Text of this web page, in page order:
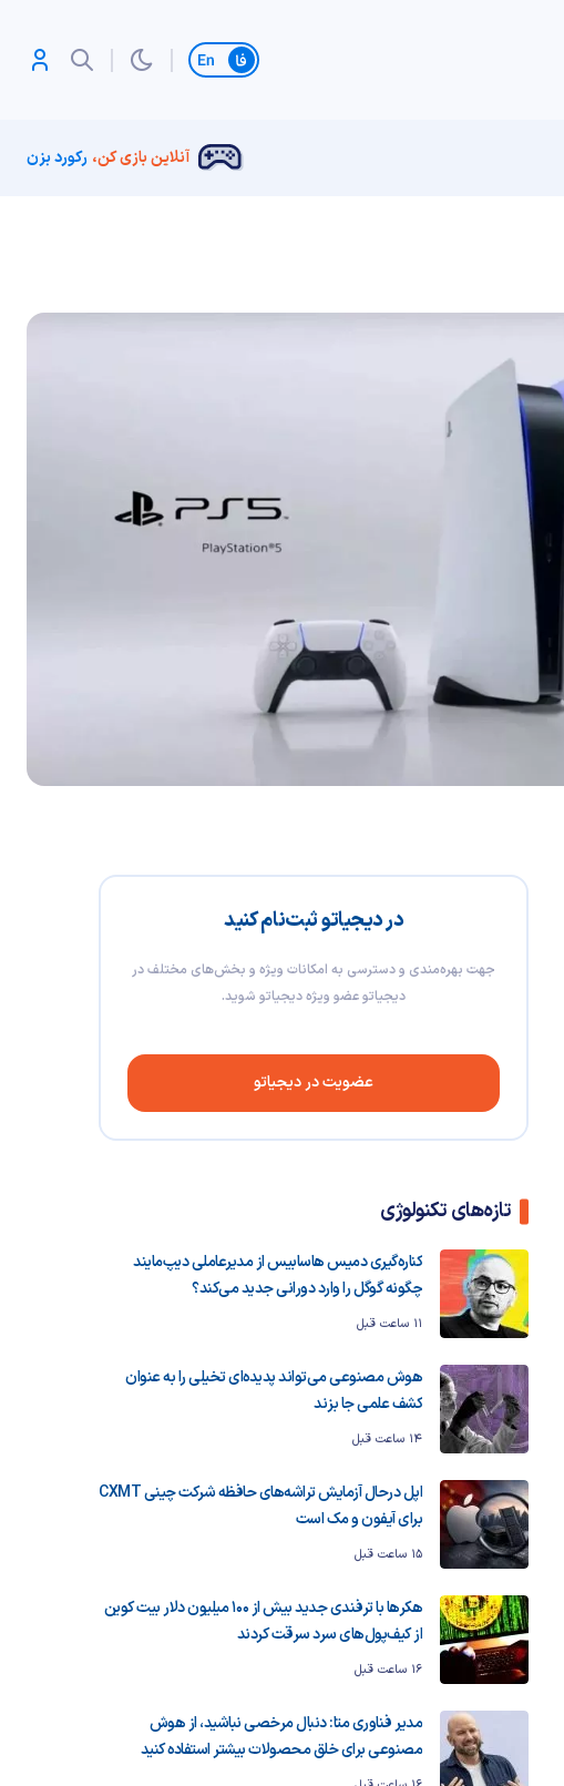
تغییر زبان
آنلاین بازی کن، رکورد بزن
در دیجیاتو ثبت‌نام کنید
جهت بهره‌مندی و دسترسی به امکانات ویژه و بخش‌های مختلف در
دیجیاتو عضو ویژه دیجیاتو شوید.
عضویت در دیجیاتو
تازه‌های تکنولوژی
کناره‌گیری دمیس هاسابیس از مدیرعاملی دیپ‌مایند
چگونه گوگل را وارد دورانی جدید می‌کند؟
11 ساعت قبل
هوش مصنوعی می‌تواند پدیده‌ای تخیلی را به عنوان
کشف علمی جا بزند
14 ساعت قبل
اپل درحال آزمایش تراشه‌های حافظه شرکت چینی CXMT
برای آیفون و مک است
15 ساعت قبل
هکرها با ترفندی جدید بیش از ۱۰۰ میلیون دلار بیت کوین
از کیف‌پول‌های سرد سرقت کردند
16 ساعت قبل
مدیر فناوری متا: دنبال مرخصی نباشید، از هوش
مصنوعی برای خلق محصولات بیشتر استفاده کنید